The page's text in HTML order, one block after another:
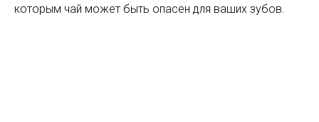
которым чай может быть опасен для ваших зубов.